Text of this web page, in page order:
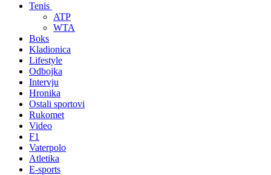
Tenis
ATP
WTA
Boks
Kladionica
Lifestyle
Odbojka
Intervju
Hronika
Ostali sportovi
Rukomet
Video
F1
Vaterpolo
Atletika
E-sports